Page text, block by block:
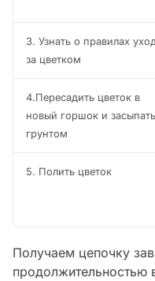
3. Узнать о правилах
за цветком
4.Пересадить цветок в
новый горшок и засыпать
грунтом
5. Полить цветок
Получаем цепочку
продолжительностью